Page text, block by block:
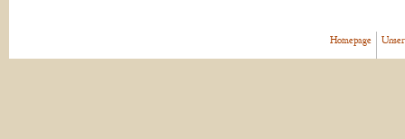
Homepage